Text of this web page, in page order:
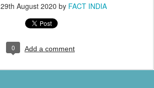
29th August 2020 by FACT INDIA
0 Add a comment